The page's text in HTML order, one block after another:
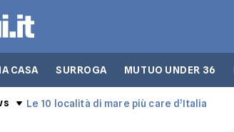
CASA SURROGA MUTUO UNDER 36
Le 10 località di mare più care d’Italia